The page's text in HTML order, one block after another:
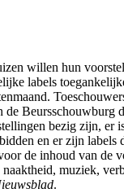
willen hun
labels
Beursschouwburg
bezig zijn, er
en er zijn labels
de inhoud van de
muziek,
.